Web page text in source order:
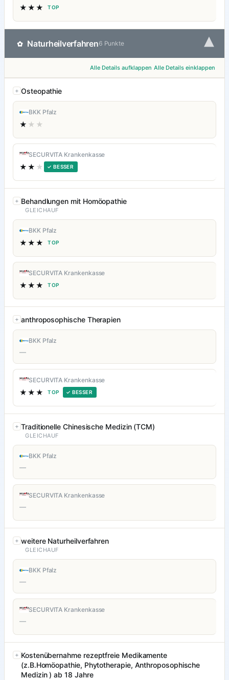
★★★ TOP
✿ Naturheilverfahren6 Punkte ▾
Alle Details aufklappen Alle Details einklappen
Osteopathie
BKK Pfalz
★ ★★
SECURVITA Krankenkasse
★★ ★ ✓ BESSER
Behandlungen mit Homöopathie
GLEICHAUF
BKK Pfalz
★★★ TOP
SECURVITA Krankenkasse
★★★ TOP
anthroposophische Therapien
BKK Pfalz
—
SECURVITA Krankenkasse
★★★ TOP ✓ BESSER
Traditionelle Chinesische Medizin (TCM)
GLEICHAUF
BKK Pfalz
—
SECURVITA Krankenkasse
—
weitere Naturheilverfahren
GLEICHAUF
BKK Pfalz
—
SECURVITA Krankenkasse
—
Kostenübernahme rezeptfreie Medikamente
(z.B.Homöopathie, Phytotherapie, Anthroposophische
Medizin ) ab 18 Jahre